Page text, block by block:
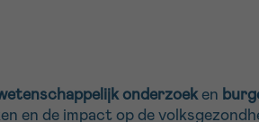
onderzoeken
en de impact op de